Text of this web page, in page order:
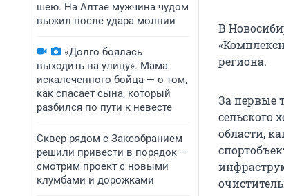
шею. На Алтае мужчина чудом
выжил после удара молнии
«Долго боялась
выходить на улицу». Мама
искалеченного бойца — о том,
как спасает сына, который
разбился по пути к невесте
Сквер рядом с Заксобранием
решили привести в порядок —
смотрим проект с новыми
клумбами и дорожками
В
региона.
За первые
сельского
области,